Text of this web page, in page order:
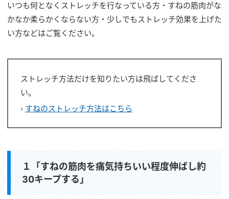
いつも何となくストレッチを行なっている方・すねの筋肉がな
かなか柔らかくならない方・少しでもストレッチ効果を上げた
い方などはご覧ください。
ストレッチ方法だけを知りたい方は飛ばしてくださ
い。
› すねのストレッチ方法はこちら
１「すねの筋肉を痛気持ちいい程度伸ばし約
30キープする」